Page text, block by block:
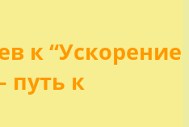
к “Ускорение
путь к